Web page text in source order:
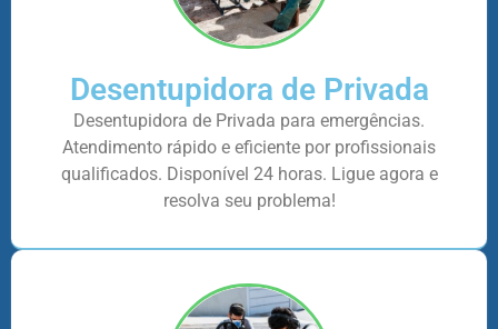
Desentupidora de Privada
Desentupidora de Privada para emergências.
Atendimento rápido e eficiente por profissionais
qualificados. Disponível 24 horas. Ligue agora e
resolva seu problema!